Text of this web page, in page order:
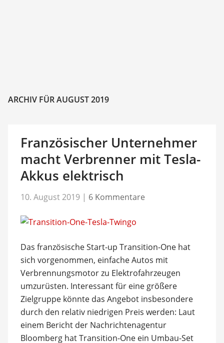
ARCHIV FÜR AUGUST 2019
Französischer Unternehmer
macht Verbrenner mit Tesla-
Akkus elektrisch
10. August 2019 | 6 Kommentare
Das französische Start-up Transition-One hat
sich vorgenommen, einfache Autos mit
Verbrennungsmotor zu Elektrofahrzeugen
umzurüsten. Interessant für eine größere
Zielgruppe könnte das Angebot insbesondere
durch den relativ niedrigen Preis werden: Laut
einem Bericht der Nachrichtenagentur
Bloomberg hat Transition-One ein Umbau-Set